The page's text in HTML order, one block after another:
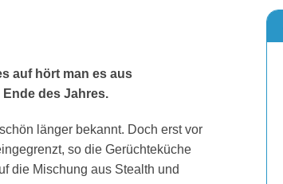
auf hört man es aus
des Jahres.
länger bekannt. Doch erst vor
so die Gerüchteküche
die Mischung aus Stealth und